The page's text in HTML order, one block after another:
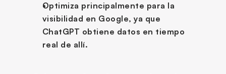
Optimiza principalmente para la
visibilidad en Google, ya que
ChatGPT obtiene datos en tiempo
real de allí.